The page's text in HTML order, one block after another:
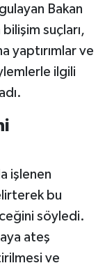
Bakan
bilişim suçları,
yaptırımlar ve
ilgili
işlenen
bu
söyledi.
ateş
ve